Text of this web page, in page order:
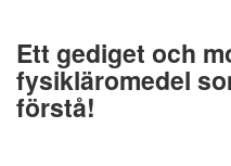
Ett gediget och
fysikläromedel
förstå!